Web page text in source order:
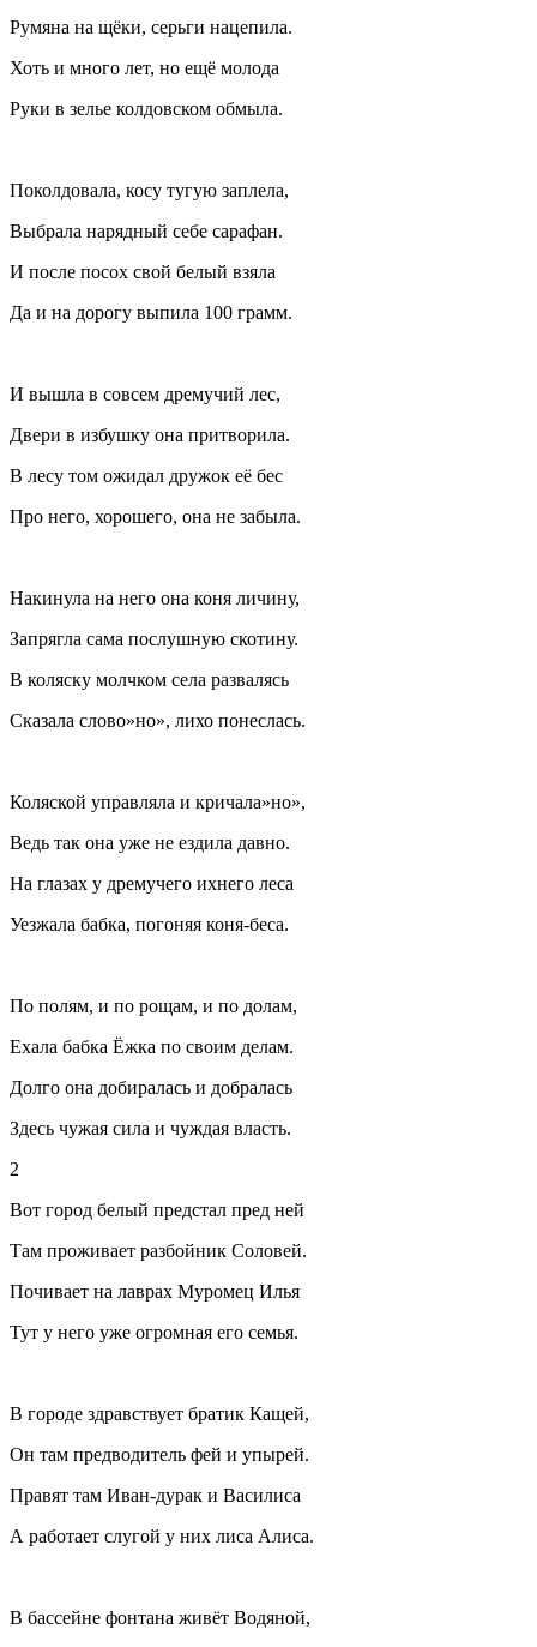
Румяна на щёки, серьги нацепила.
Хоть и много лет, но ещё молода
Руки в зелье колдовском обмыла.
Поколдовала, косу тугую заплела,
Выбрала нарядный себе сарафан.
И после посох свой белый взяла
Да и на дорогу выпила 100 грамм.
И вышла в совсем дремучий лес,
Двери в избушку она притворила.
В лесу том ожидал дружок её бес
Про него, хорошего, она не забыла.
Накинула на него она коня личину,
Запрягла сама послушную скотину.
В коляску молчком села развалясь
Сказала слово»но», лихо понеслась.
Коляской управляла и кричала»но»,
Ведь так она уже не ездила давно.
На глазах у дремучего ихнего леса
Уезжала бабка, погоняя коня-беса.
По полям, и по рощам, и по долам,
Ехала бабка Ёжка по своим делам.
Долго она добиралась и добралась
Здесь чужая сила и чуждая власть.
2
Вот город белый предстал пред ней
Там проживает разбойник Соловей.
Почивает на лаврах Муромец Илья
Тут у него уже огромная его семья.
В городе здравствует братик Кащей,
Он там предводитель фей и упырей.
Правят там Иван-дурак и Василиса
А работает слугой у них лиса Алиса.
В бассейне фонтана живёт Водяной,